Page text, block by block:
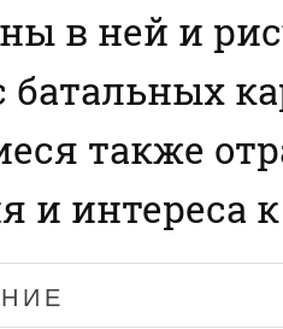
в ней и
батальных
также
и интереса